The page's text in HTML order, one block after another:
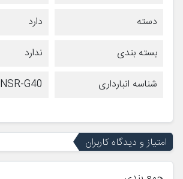
دسته
دارد
بسته بندی
ندارد
شناسه انبارداری
G40
امتیاز و دیدگاه کاربران